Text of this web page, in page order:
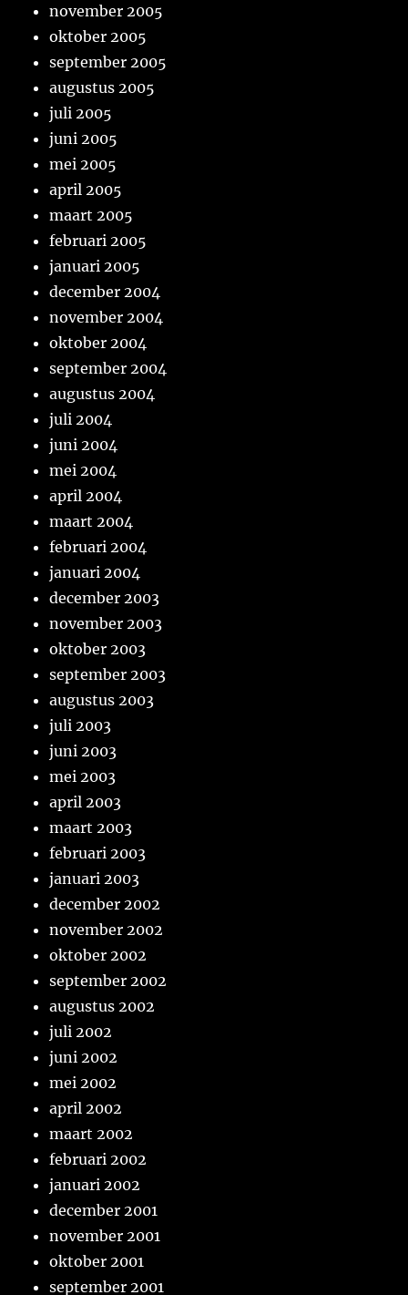
november 2005
oktober 2005
september 2005
augustus 2005
juli 2005
juni 2005
mei 2005
april 2005
maart 2005
februari 2005
januari 2005
december 2004
november 2004
oktober 2004
september 2004
augustus 2004
juli 2004
juni 2004
mei 2004
april 2004
maart 2004
februari 2004
januari 2004
december 2003
november 2003
oktober 2003
september 2003
augustus 2003
juli 2003
juni 2003
mei 2003
april 2003
maart 2003
februari 2003
januari 2003
december 2002
november 2002
oktober 2002
september 2002
augustus 2002
juli 2002
juni 2002
mei 2002
april 2002
maart 2002
februari 2002
januari 2002
december 2001
november 2001
oktober 2001
september 2001